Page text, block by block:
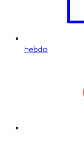
hebdo